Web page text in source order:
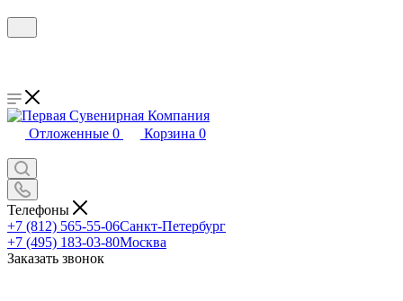
Отложенные 0 Корзина 0
Телефоны
+7 (812) 565-55-06Санкт-Петербург
+7 (495) 183-03-80Москва
Заказать звонок